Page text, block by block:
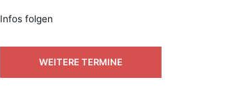
Infos folgen
WEITERE TERMINE